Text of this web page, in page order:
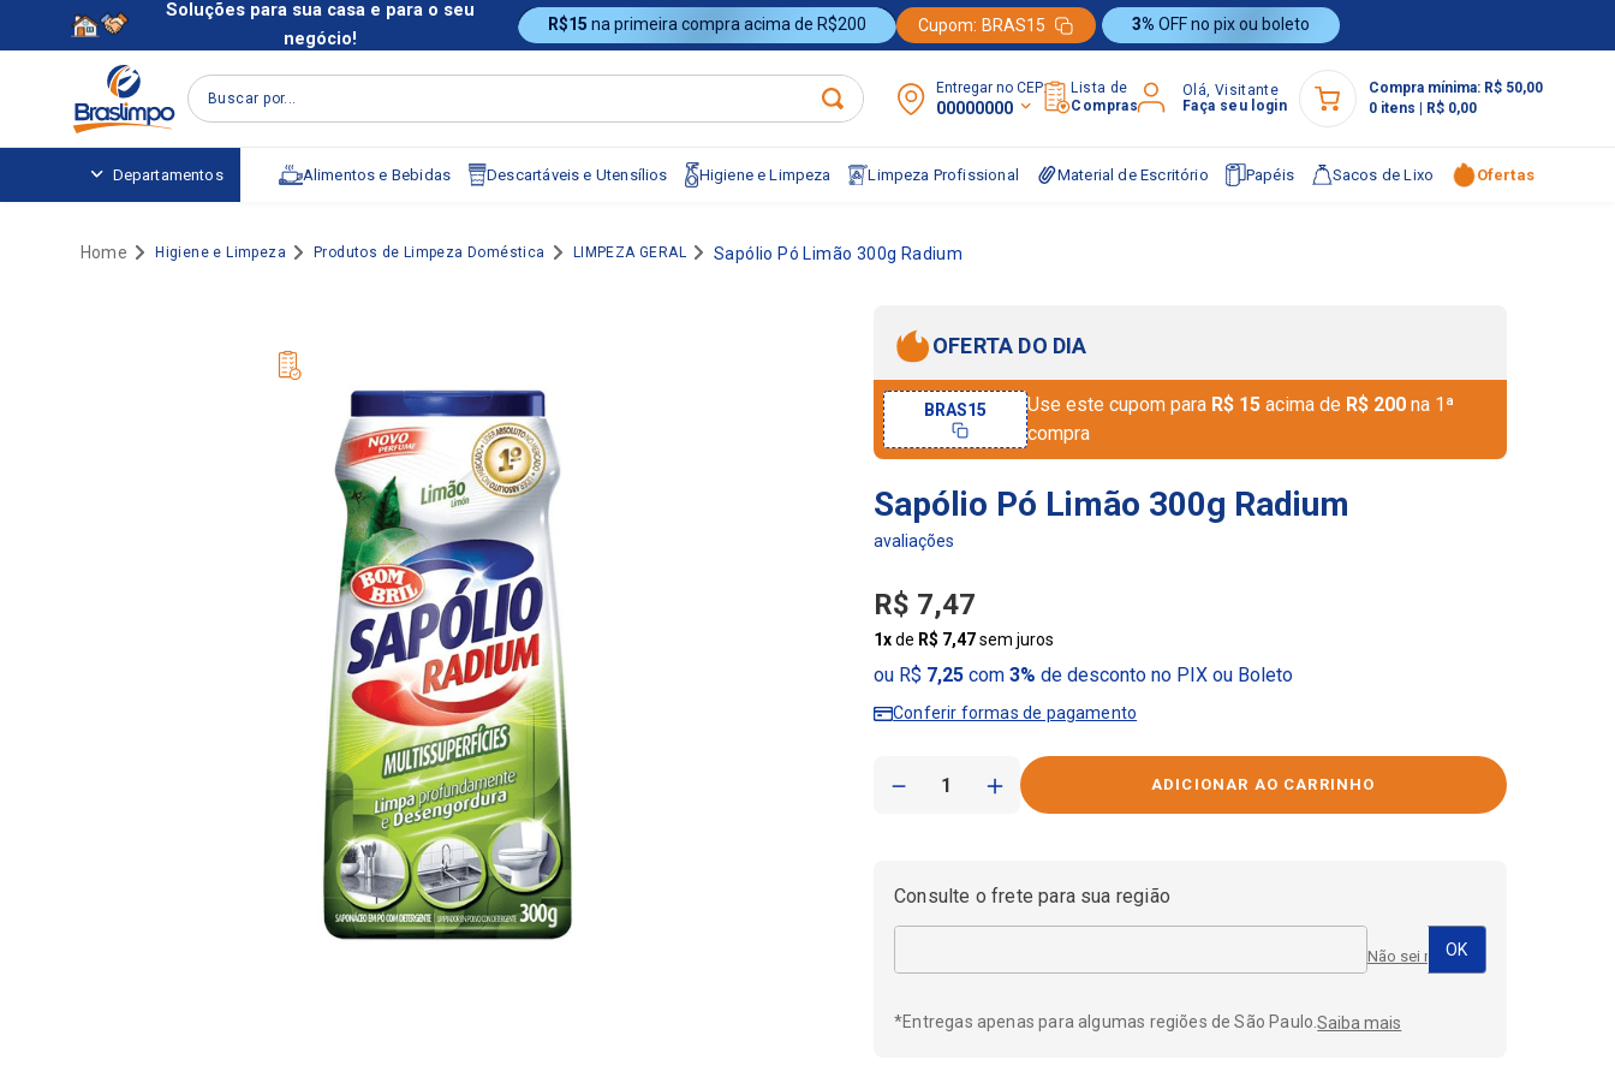
Soluções para sua casa e para o seu
negócio!
R$15 na primeira compra acima de R$200 Cupom: BRAS15 3% OFF no pix ou boleto
Buscar por... Entregar no CEP:
00000000
Lista de
Compras
Olá, Visitante
Faça seu login
Compra mínima: R$ 50,00
0 itens R$ 0,00
Departamentos Alimentos e Bebidas Descartáveis e Utensílios Higiene e Limpeza Limpeza Profissional Material de Escritório Papéis Sacos de Lixo Ofertas
Higiene e Limpeza Produtos de Limpeza Doméstica LIMPEZA GERAL Sapólio Pó Limão 300g Radium
OFERTA DO DIA
Use este cupom para R$ 15 acima de R$ 200 na 1ª
compra
BRAS15
Sapólio Pó Limão 300g Radium
R$ 7,47
1xde R$ 7,47sem juros
ou R$ 7,25 com3% de desconto no PIX ou Boleto
Conferir formas de pagamento
＋
－
Consulte o frete para sua região
Não sei meu CEP
*Entregas apenas para algumas regiões de São Paulo.Saiba mais